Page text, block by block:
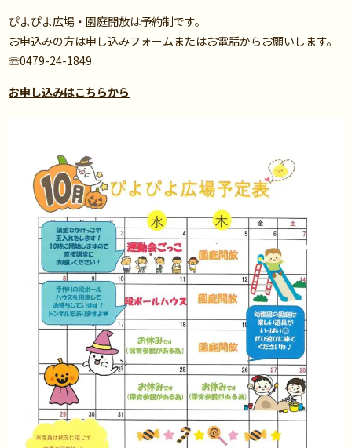
ぴよぴよ広場・園庭開放は予約制です。
お申込みの方は申し込みフォームまたはお電話からお願いします。
☏0479-24-1849
お申し込みはこちらから